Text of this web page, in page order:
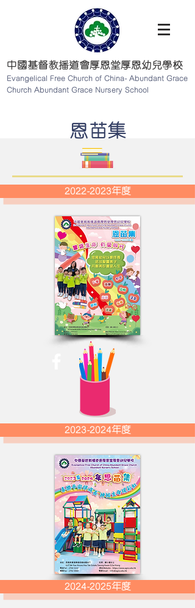
中國基督教播道會厚恩堂厚恩幼兒學校
Evangelical Free Church of China- Abundant Grace
Church Abundant Grace Nursery School
​恩苗集
2022-2023年度
2023-2024年度
2024-2025年度